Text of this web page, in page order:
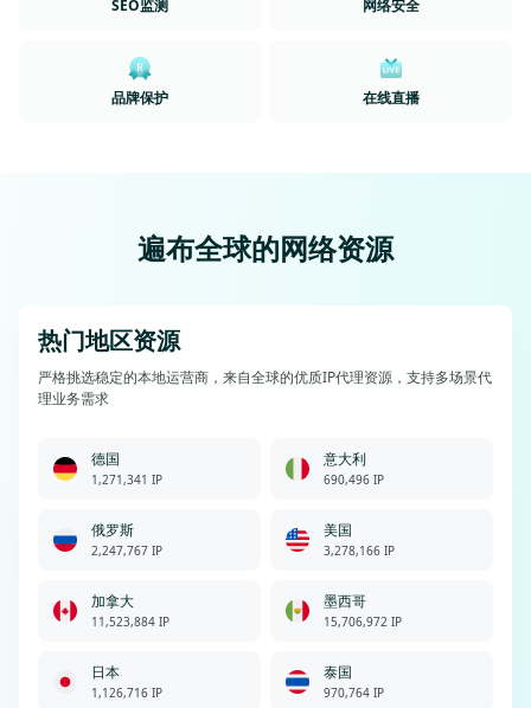
SEO监测 网络安全
品牌保护 在线直播
遍布全球的网络资源
热门地区资源
严格挑选稳定的本地运营商，来自全球的优质IP代理资源，支持多场景代
理业务需求
德国
1,271,341 IP
意大利
690,496 IP
俄罗斯
2,247,767 IP
美国
3,278,166 IP
加拿大
11,523,884 IP
墨西哥
15,706,972 IP
日本
1,126,716 IP
泰国
970,764 IP